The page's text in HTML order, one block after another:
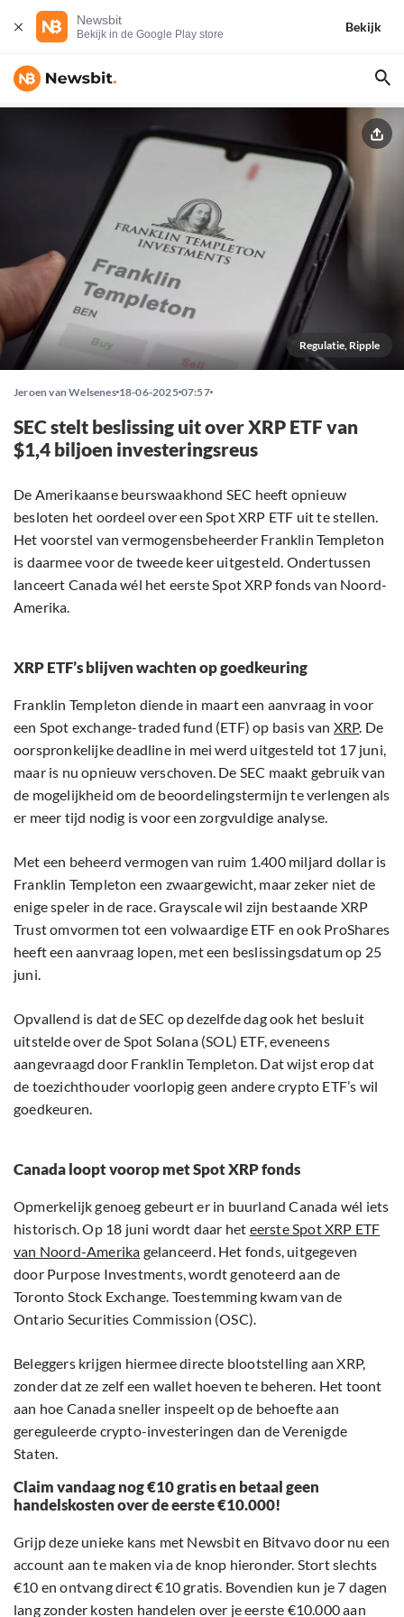
Newsbit
Bekijk in de Google Play store
Bekijk
Regulatie, Ripple
Jeroen van Welsenes 18-06-2025 07:57
SEC stelt beslissing uit over XRP ETF van
$1,4 biljoen investeringsreus
De Amerikaanse beurswaakhond SEC heeft opnieuw
besloten het oordeel over een Spot XRP ETF uit te stellen.
Het voorstel van vermogensbeheerder Franklin Templeton
is daarmee voor de tweede keer uitgesteld. Ondertussen
lanceert Canada wél het eerste Spot XRP fonds van Noord-
Amerika.
XRP ETF’s blijven wachten op goedkeuring
Franklin Templeton diende in maart een aanvraag in voor
een Spot exchange-traded fund (ETF) op basis van XRP. De
oorspronkelijke deadline in mei werd uitgesteld tot 17 juni,
maar is nu opnieuw verschoven. De SEC maakt gebruik van
de mogelijkheid om de beoordelingstermijn te verlengen als
er meer tijd nodig is voor een zorgvuldige analyse.
Met een beheerd vermogen van ruim 1.400 miljard dollar is
Franklin Templeton een zwaargewicht, maar zeker niet de
enige speler in de race. Grayscale wil zijn bestaande XRP
Trust omvormen tot een volwaardige ETF en ook ProShares
heeft een aanvraag lopen, met een beslissingsdatum op 25
juni.
Opvallend is dat de SEC op dezelfde dag ook het besluit
uitstelde over de Spot Solana (SOL) ETF, eveneens
aangevraagd door Franklin Templeton. Dat wijst erop dat
de toezichthouder voorlopig geen andere crypto ETF’s wil
goedkeuren.
Canada loopt voorop met Spot XRP fonds
Opmerkelijk genoeg gebeurt er in buurland Canada wél iets
historisch. Op 18 juni wordt daar het eerste Spot XRP ETF
van Noord-Amerika gelanceerd. Het fonds, uitgegeven
door Purpose Investments, wordt genoteerd aan de
Toronto Stock Exchange. Toestemming kwam van de
Ontario Securities Commission (OSC).
Beleggers krijgen hiermee directe blootstelling aan XRP,
zonder dat ze zelf een wallet hoeven te beheren. Het toont
aan hoe Canada sneller inspeelt op de behoefte aan
gereguleerde crypto-investeringen dan de Verenigde
Staten.
Claim vandaag nog €10 gratis en betaal geen
handelskosten over de eerste €10.000!
Grijp deze unieke kans met Newsbit en Bitvavo door nu een
account aan te maken via de knop hieronder. Stort slechts
€10 en ontvang direct €10 gratis. Bovendien kun je 7 dagen
lang zonder kosten handelen over je eerste €10.000 aan